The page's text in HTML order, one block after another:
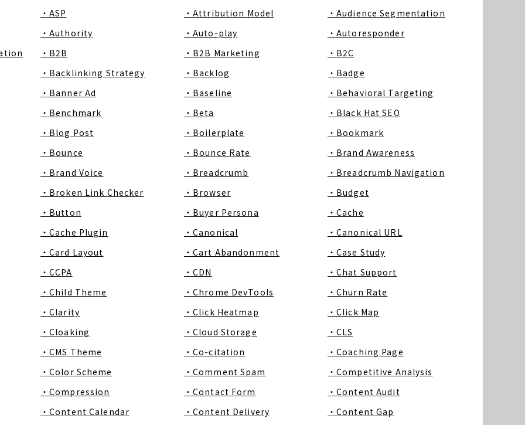
・ASP
・Attribution Model
・Audience Segmentation
・Authority
・Auto-play
・Autoresponder
・B2B ・B2B Marketing
・B2C
・Backlinking Strategy
・Backlog
・Badge
・Banner Ad
・Baseline
・Behavioral Targeting
・Benchmark
・Beta
・Black Hat SEO
・Blog Post
・Boilerplate
・Bookmark
・Bounce
・Bounce Rate
・Brand Awareness
・Brand Voice
・Breadcrumb
・Breadcrumb Navigation
・Broken Link Checker
・Browser
・Budget
・Button
・Buyer Persona
・Cache
・Cache Plugin
・Canonical
・Canonical URL
・Card Layout
・Cart Abandonment
・Case Study
・CCPA
・CDN
・Chat Support
・Child Theme
・Chrome DevTools
・Churn Rate
・Clarity
・Click Heatmap
・Click Map
・Cloaking
・Cloud Storage
・CLS
・CMS Theme
・Co-citation
・Coaching Page
・Color Scheme
・Comment Spam
・Competitive Analysis
・Compression
・Contact Form
・Content Audit
・Content Calendar
・Content Delivery
・Content Gap